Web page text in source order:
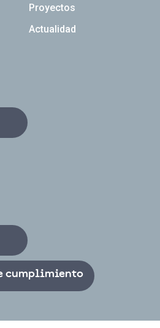
Proyectos
Actualidad
cumplimiento